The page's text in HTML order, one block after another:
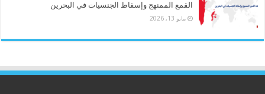
القمع الممنهج وإسقاط الجنسيات في البحرين
مايو 13, 2026